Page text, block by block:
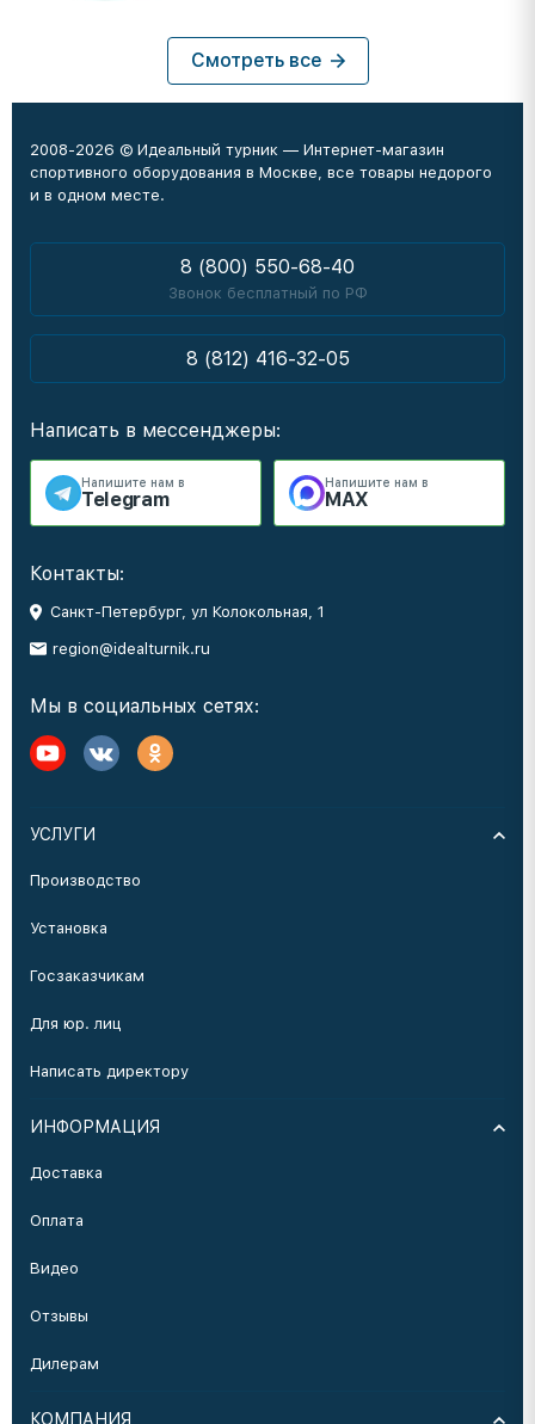
Смотреть все
2008-2026 © Идеальный турник — Интернет-магазин
спортивного оборудования в Москве, все товары недорого
и в одном месте.
8 (800) 550-68-40
Звонок бесплатный по РФ
8 (812) 416-32-05
Написать в мессенджеры:
Напишите нам в
Telegram
Напишите нам в
MAX
Контакты:
Санкт-Петербург, ул Колокольная, 1
region@idealturnik.ru
Мы в социальных сетях:
УСЛУГИ
Производство
Установка
Госзаказчикам
Для юр. лиц
Написать директору
ИНФОРМАЦИЯ
Доставка
Оплата
Видео
Отзывы
Дилерам
КОМПАНИЯ